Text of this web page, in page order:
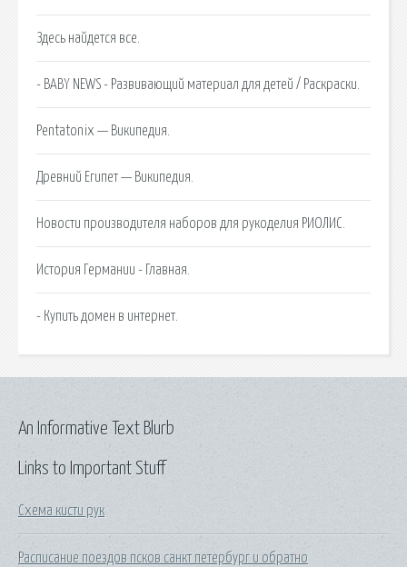
Здесь найдется все.
- BABY NEWS - Развивающий материал для детей / Раскраски.
Pentatonix — Википедия.
Древний Египет — Википедия.
Новости производителя наборов для рукоделия РИОЛИС.
История Германии - Главная.
- Купить домен в интернет.
Links to Important Stuff
Схема кисти рук
Расписание поездов псков санкт петербург и обратно
An Informative Text Blurb